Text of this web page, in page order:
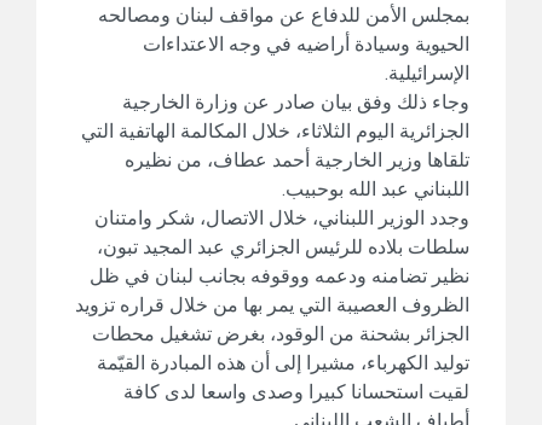
بمجلس الأمن للدفاع عن مواقف لبنان ومصالحه
الحيوية وسيادة أراضيه في وجه الاعتداءات
الإسرائيلية.
وجاء ذلك وفق بيان صادر عن وزارة الخارجية
الجزائرية اليوم الثلاثاء، خلال المكالمة الهاتفية التي
تلقاها وزير الخارجية أحمد عطاف، من نظيره
اللبناني عبد الله بوحبيب.
وجدد الوزير اللبناني، خلال الاتصال، شكر وامتنان
سلطات بلاده للرئيس الجزائري عبد المجيد تبون،
نظير تضامنه ودعمه ووقوفه بجانب لبنان في ظل
الظروف العصيبة التي يمر بها من خلال قراره تزويد
الجزائر بشحنة من الوقود، بغرض تشغيل محطات
توليد الكهرباء، مشيرا إلى أن هذه المبادرة القيّمة
لقيت استحسانا كبيرا وصدى واسعا لدى كافة